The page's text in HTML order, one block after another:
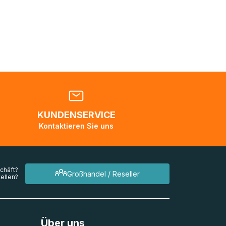
KUNDENSERVICE
Kontaktieren Sie uns
Großhandel / Reseller
Über uns